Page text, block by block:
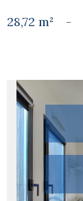
28,72 m² -